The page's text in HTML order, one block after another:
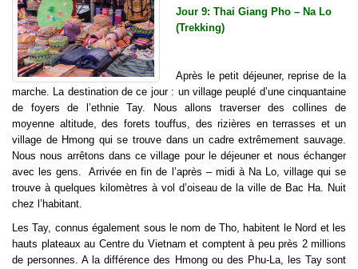
Jour 9: Thai Giang Pho – Na Lo
(Trekking)
Après le petit déjeuner, reprise de la
marche. La destination de ce jour : un village peuplé d’une cinquantaine
de foyers de l’ethnie Tay. Nous allons traverser des collines de
moyenne altitude, des forets touffus, des rizières en terrasses et un
village de Hmong qui se trouve dans un cadre extrêmement sauvage.
Nous nous arrêtons dans ce village pour le déjeuner et nous échanger
avec les gens. Arrivée en fin de l’après – midi à Na Lo, village qui se
trouve à quelques kilomètres à vol d’oiseau de la ville de Bac Ha. Nuit
chez l’habitant.
Les Tay, connus également sous le nom de Tho, habitent le Nord et les
hauts plateaux au Centre du Vietnam et comptent à peu près 2 millions
de personnes. A la différence des Hmong ou des Phu-La, les Tay sont